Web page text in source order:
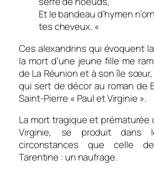
Et le bandeau d’hymen
tes cheveux. «
Ces alexandrins qui évoquent
la mort d’une jeune fille me
de La Réunion et à son île sœur,
qui sert de décor au roman de
Saint-Pierre « Paul et Virginie ».
La mort tragique et prématurée
Virginie, se produit dans
circonstances que celle
Tarentine : un naufrage.